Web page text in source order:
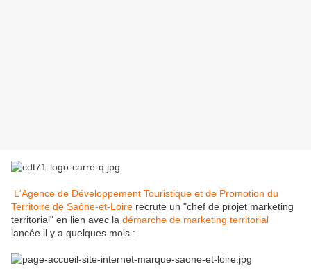
L'Agence de Développement Touristique et de Promotion du
Territoire de Saône-et-Loire recrute un "chef de projet marketing
territorial" en lien avec la démarche de marketing territorial
lancée il y a quelques mois :